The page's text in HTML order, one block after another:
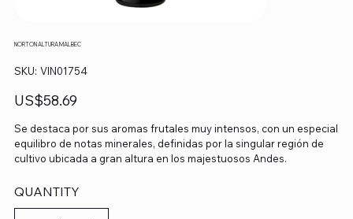
NORTON ALTURA MALBEC
SKU: SKU
VIN01754
VIN01754
Precio
US$58.69
Se destaca por sus aromas frutales muy intensos, con un especial
equilibro de notas minerales, definidas por la singular región de
cultivo ubicada a gran altura en los majestuosos Andes.
QUANTITY